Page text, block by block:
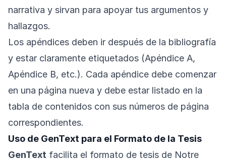
narrativa y sirvan para apoyar tus argumentos y
hallazgos.
Los apéndices deben ir después de la bibliografía
y estar claramente etiquetados (Apéndice A,
Apéndice B, etc.). Cada apéndice debe comenzar
en una página nueva y debe estar listado en la
tabla de contenidos con sus números de página
correspondientes.
Uso de GenText para el Formato de la Tesis
GenText facilita el formato de tesis de Notre